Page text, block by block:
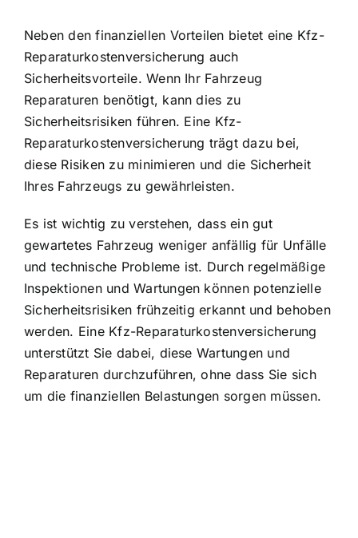
Neben den finanziellen Vorteilen bietet eine Kfz-
Reparaturkostenversicherung auch
Sicherheitsvorteile. Wenn Ihr Fahrzeug
Reparaturen benötigt, kann dies zu
Sicherheitsrisiken führen. Eine Kfz-
Reparaturkostenversicherung trägt dazu bei,
diese Risiken zu minimieren und die Sicherheit
Ihres Fahrzeugs zu gewährleisten.
Es ist wichtig zu verstehen, dass ein gut
gewartetes Fahrzeug weniger anfällig für Unfälle
und technische Probleme ist. Durch regelmäßige
Inspektionen und Wartungen können potenzielle
Sicherheitsrisiken frühzeitig erkannt und behoben
werden. Eine Kfz-Reparaturkostenversicherung
unterstützt Sie dabei, diese Wartungen und
Reparaturen durchzuführen, ohne dass Sie sich
um die finanziellen Belastungen sorgen müssen.